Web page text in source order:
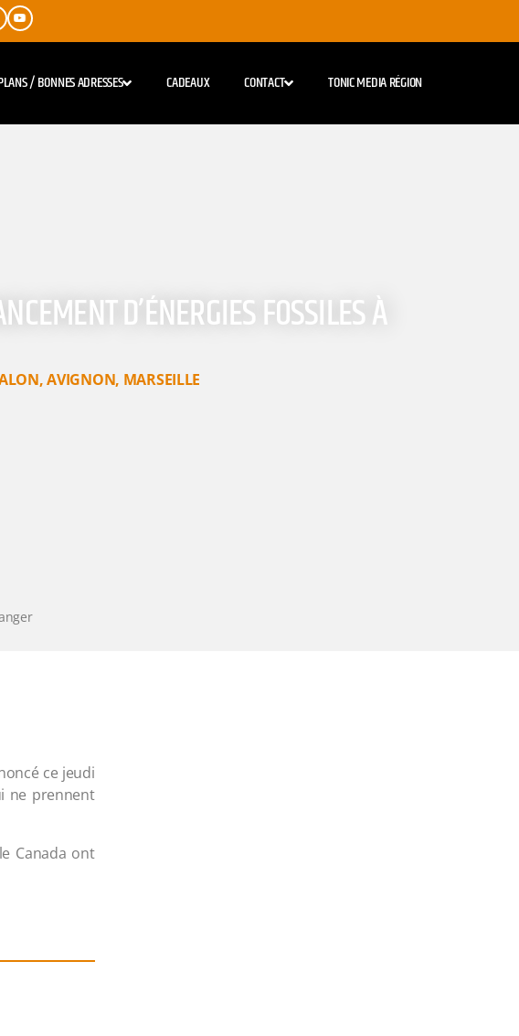
/ BONNES ADRESSES CADEAUX CONTACT TONIC MEDIA RÉGION
D’ÉNERGIES FOSSILES À
,AVIGNON, MARSEILLE
ce jeudi
ne prennent
Canada ont